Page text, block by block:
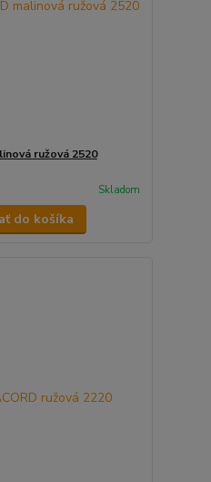
ružová 2520
Skladom
do košíka